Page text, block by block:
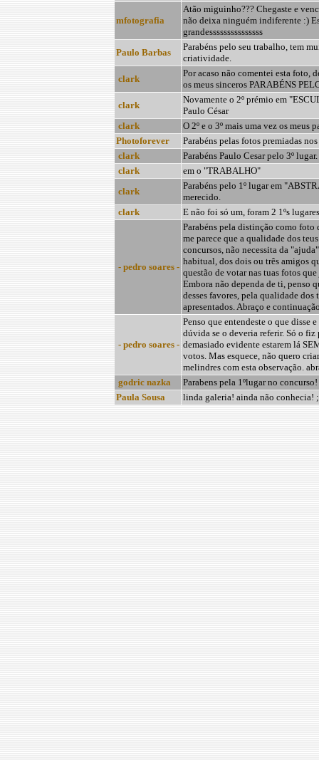
mfotografia
Atão miguinho??? Chegaste e
não deixa ninguém indiferente :)
grandesssssssssssssss
Paulo Barbas
Parabéns pelo seu trabalho, tem
criatividade.
clark
Por acaso não comentei esta foto,
os meus sinceros PARABÉNS
clark
Novamente o 2º prémio em
Paulo César
clark
O 2º e o 3º mais uma vez os meus
Photoforever
Parabéns pelas fotos premiadas
clark
Parabéns Paulo Cesar pelo 3º lugar.
clark
em o "TRABALHO"
clark
Parabéns pelo 1º lugar em
merecido.
clark
E não foi só um, foram 2 1ºs
- pedro soares -
Parabéns pela distinção como foto
me parece que a qualidade dos
concursos, não necessita da
habitual, dos dois ou três amigos
questão de votar nas tuas fotos
Embora não dependa de ti, penso
desses favores, pela qualidade dos
apresentados. Abraço e
- pedro soares -
Penso que entendeste o que disse
dúvida se o deveria referir. Só o fiz
demasiado evidente estarem lá
votos. Mas esquece, não quero
melindres com esta observação.
godric nazka
Parabens pela 1ºlugar no
Paula Sousa
linda galeria! ainda não conhecia!